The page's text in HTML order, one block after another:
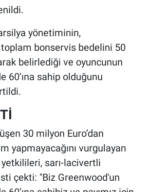
yönetiminin,
toplam bonservis bedelini 50
belirlediği ve oyuncunun
60’ına sahip olduğunu
30 milyon Euro’dan
yapmayacağını vurgulayan
yetkilileri, sarı-lacivertli
çekti: "Biz Greenwood'un